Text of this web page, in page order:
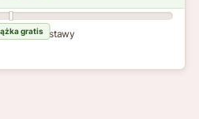
dostawy